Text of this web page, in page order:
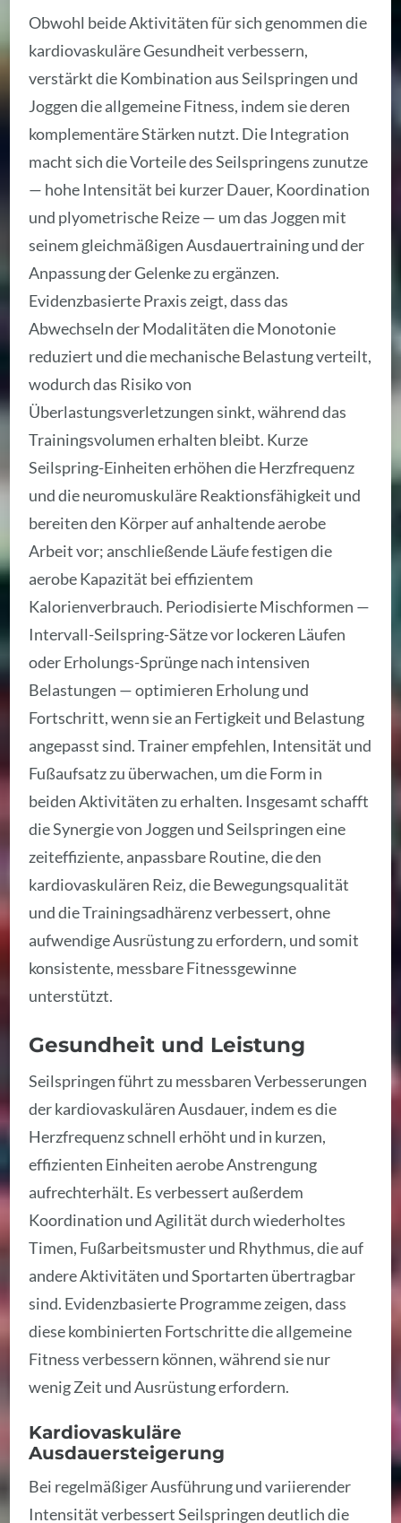
Obwohl beide Aktivitäten für sich genommen die
kardiovaskuläre Gesundheit verbessern,
verstärkt die Kombination aus Seilspringen und
Joggen die allgemeine Fitness, indem sie deren
komplementäre Stärken nutzt. Die Integration
macht sich die Vorteile des Seilspringens zunutze
— hohe Intensität bei kurzer Dauer, Koordination
und plyometrische Reize — um das Joggen mit
seinem gleichmäßigen Ausdauertraining und der
Anpassung der Gelenke zu ergänzen.
Evidenzbasierte Praxis zeigt, dass das
Abwechseln der Modalitäten die Monotonie
reduziert und die mechanische Belastung verteilt,
wodurch das Risiko von
Überlastungsverletzungen sinkt, während das
Trainingsvolumen erhalten bleibt. Kurze
Seilspring-Einheiten erhöhen die Herzfrequenz
und die neuromuskuläre Reaktionsfähigkeit und
bereiten den Körper auf anhaltende aerobe
Arbeit vor; anschließende Läufe festigen die
aerobe Kapazität bei effizientem
Kalorienverbrauch. Periodisierte Mischformen —
Intervall-Seilspring-Sätze vor lockeren Läufen
oder Erholungs-Sprünge nach intensiven
Belastungen — optimieren Erholung und
Fortschritt, wenn sie an Fertigkeit und Belastung
angepasst sind. Trainer empfehlen, Intensität und
Fußaufsatz zu überwachen, um die Form in
beiden Aktivitäten zu erhalten. Insgesamt schafft
die Synergie von Joggen und Seilspringen eine
zeiteffiziente, anpassbare Routine, die den
kardiovaskulären Reiz, die Bewegungsqualität
und die Trainingsadhärenz verbessert, ohne
aufwendige Ausrüstung zu erfordern, und somit
konsistente, messbare Fitnessgewinne
unterstützt.
Gesundheit und Leistung
Seilspringen führt zu messbaren Verbesserungen
der kardiovaskulären Ausdauer, indem es die
Herzfrequenz schnell erhöht und in kurzen,
effizienten Einheiten aerobe Anstrengung
aufrechterhält. Es verbessert außerdem
Koordination und Agilität durch wiederholtes
Timen, Fußarbeitsmuster und Rhythmus, die auf
andere Aktivitäten und Sportarten übertragbar
sind. Evidenzbasierte Programme zeigen, dass
diese kombinierten Fortschritte die allgemeine
Fitness verbessern können, während sie nur
wenig Zeit und Ausrüstung erfordern.
Kardiovaskuläre
Ausdauersteigerung
Bei regelmäßiger Ausführung und variierender
Intensität verbessert Seilspringen deutlich die